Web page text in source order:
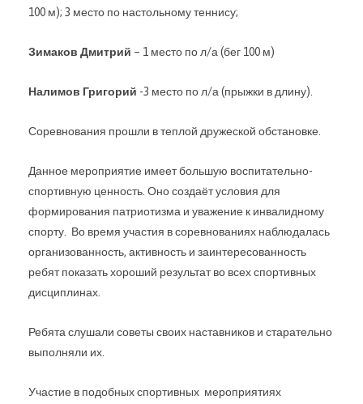
100 м); 3 место по настольному теннису;
Зимаков Дмитрий – 1 место по л/а (бег 100 м)
Налимов Григорий -3 место по л/а (прыжки в длину).
Соревнования прошли в теплой дружеской обстановке.
Данное мероприятие имеет большую воспитательно-
спортивную ценность. Оно создаёт условия для
формирования патриотизма и уважение к инвалидному
спорту. Во время участия в соревнованиях наблюдалась
организованность, активность и заинтересованность
ребят показать хороший результат во всех спортивных
дисциплинах.
Ребята слушали советы своих наставников и старательно
выполняли их.
Участие в подобных спортивных мероприятиях